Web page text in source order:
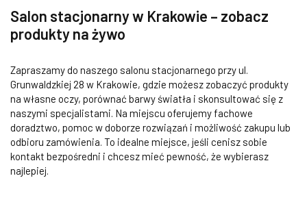
Salon stacjonarny w Krakowie – zobacz
produkty na żywo
Zapraszamy do naszego salonu stacjonarnego przy ul.
Grunwaldzkiej 28 w Krakowie, gdzie możesz zobaczyć produkty
na własne oczy, porównać barwy światła i skonsultować się z
naszymi specjalistami. Na miejscu oferujemy fachowe
doradztwo, pomoc w doborze rozwiązań i możliwość zakupu lub
odbioru zamówienia. To idealne miejsce, jeśli cenisz sobie
kontakt bezpośredni i chcesz mieć pewność, że wybierasz
najlepiej.